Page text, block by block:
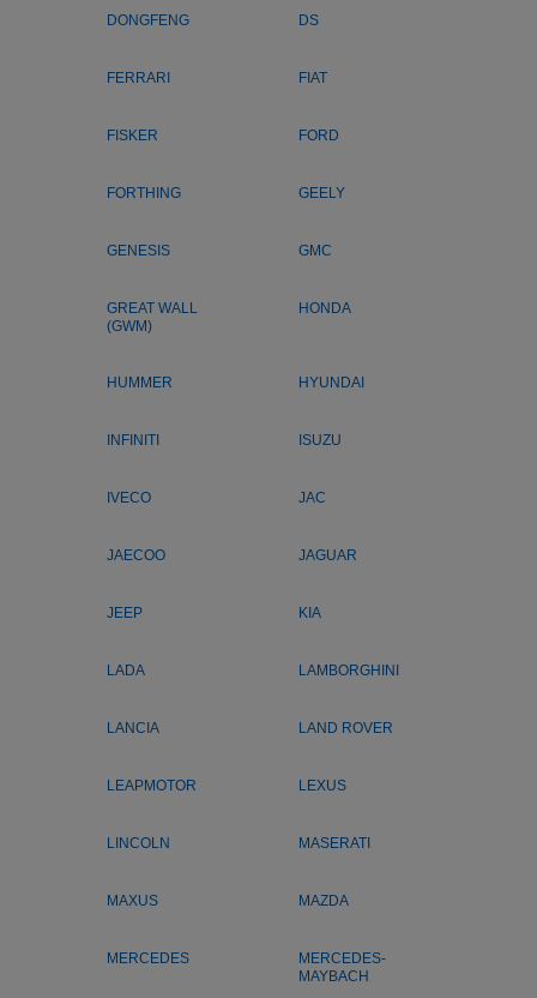
DONGFENG DS
FERRARI FIAT
FISKER FORD
FORTHING GEELY
GENESIS GMC
GREAT WALL
(GWM)
HONDA
HUMMER HYUNDAI
INFINITI ISUZU
IVECO JAC
JAECOO JAGUAR
JEEP KIA
LADA LAMBORGHINI
LANCIA LAND ROVER
LEAPMOTOR LEXUS
LINCOLN MASERATI
MAXUS MAZDA
MERCEDES
MERCEDES-
MAYBACH